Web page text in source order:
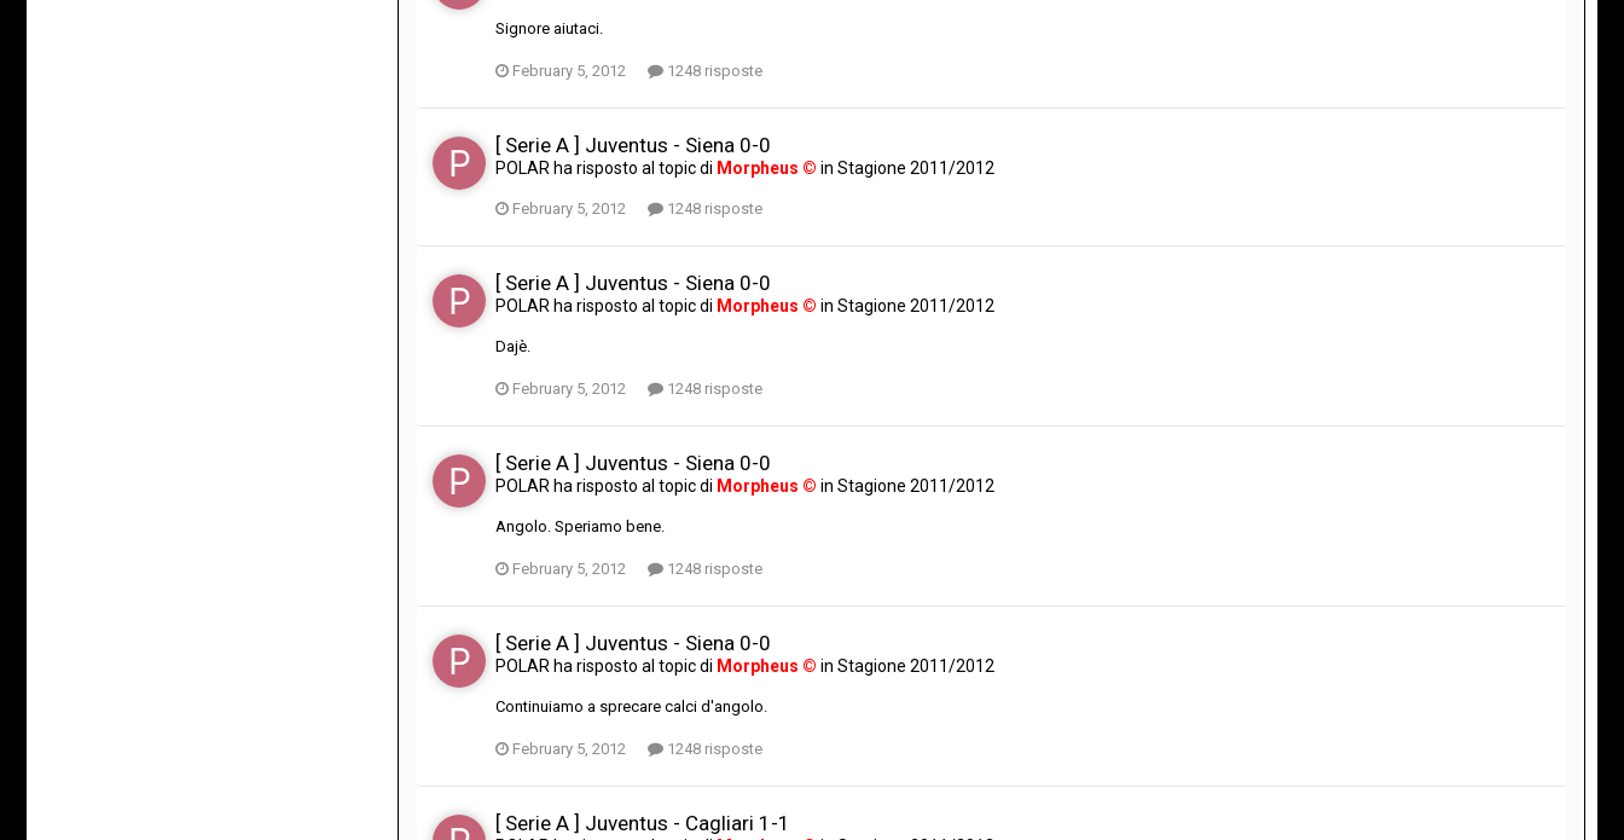
Signore aiutaci.
February 5, 2012 1248 risposte
[ Serie A ] Juventus - Siena 0-0
POLAR ha risposto al topic di Morpheus © in Stagione 2011/2012
February 5, 2012 1248 risposte
[ Serie A ] Juventus - Siena 0-0
POLAR ha risposto al topic di Morpheus © in Stagione 2011/2012
Dajè.
February 5, 2012 1248 risposte
[ Serie A ] Juventus - Siena 0-0
POLAR ha risposto al topic di Morpheus © in Stagione 2011/2012
Angolo. Speriamo bene.
February 5, 2012 1248 risposte
[ Serie A ] Juventus - Siena 0-0
POLAR ha risposto al topic di Morpheus © in Stagione 2011/2012
Continuiamo a sprecare calci d'angolo.
February 5, 2012 1248 risposte
[ Serie A ] Juventus - Cagliari 1-1